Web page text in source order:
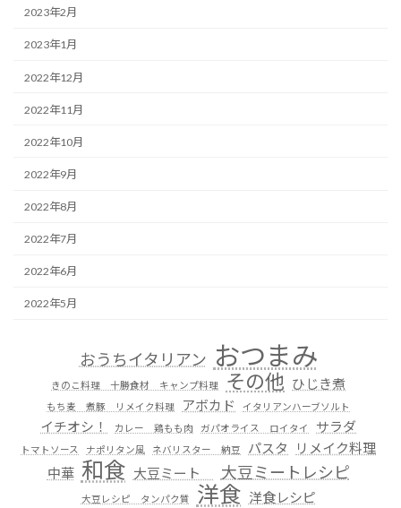
2023年2月
2023年1月
2022年12月
2022年11月
2022年10月
2022年9月
2022年8月
2022年7月
2022年6月
2022年5月
おうちイタリアン おつまみ
きのこ料理 十勝食材 キャンプ料理 その他 ひじき煮
もち麦 煮豚 リメイク料理 アボカド イタリアンハーブソルト
イチオシ！ カレー 鶏もも肉 ガパオライス ロイタイ サラダ
トマトソース ナポリタン風 ネバリスター 納豆 パスタ
リメイク料理
中華 和食 大豆ミート 大豆ミートレシピ
大豆レシピ タンパク質 洋食 洋食レシピ